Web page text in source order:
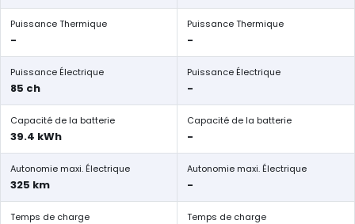
Puissance Thermique
-
Puissance Thermique
-
Puissance Électrique
85 ch
Puissance Électrique
-
Capacité de la batterie
39.4 kWh
Capacité de la batterie
-
Autonomie maxi. Électrique
325 km
Autonomie maxi. Électrique
-
Temps de charge Temps de charge